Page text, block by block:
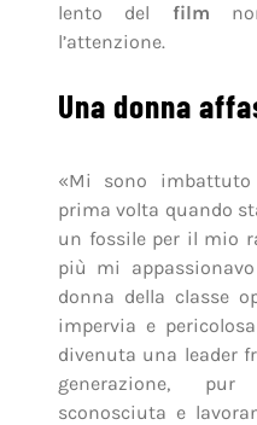
lento del film
l’attenzione.
Una donna
«Mi sono
prima volta quando
un fossile per il mio
più mi
donna della classe
impervia e
divenuta una leader
generazione,
sconosciuta e